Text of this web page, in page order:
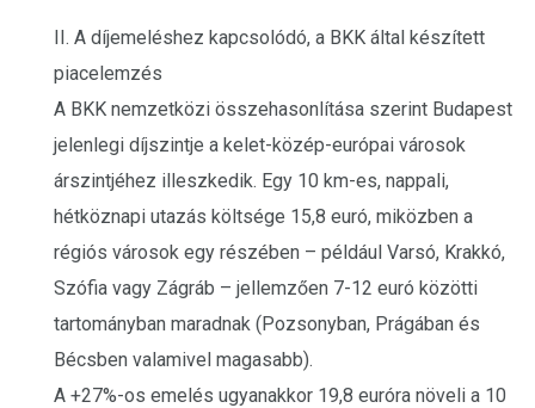
II. A díjemeléshez kapcsolódó, a BKK által készített
piacelemzés
A BKK nemzetközi összehasonlítása szerint Budapest
jelenlegi díjszintje a kelet-közép-európai városok
árszintjéhez illeszkedik. Egy 10 km-es, nappali,
hétköznapi utazás költsége 15,8 euró, miközben a
régiós városok egy részében – például Varsó, Krakkó,
Szófia vagy Zágráb – jellemzően 7-12 euró közötti
tartományban maradnak (Pozsonyban, Prágában és
Bécsben valamivel magasabb).
A +27%-os emelés ugyanakkor 19,8 euróra növeli a 10